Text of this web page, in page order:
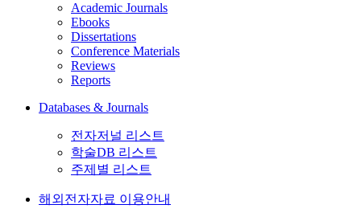
Academic Journals
Ebooks
Dissertations
Conference Materials
Reviews
Reports
Databases & Journals
전자저널 리스트
학술DB 리스트
주제별 리스트
해외전자자료 이용안내